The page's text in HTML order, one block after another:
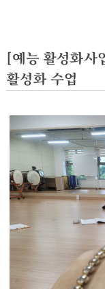
[예능 활성화사
활성화 수업